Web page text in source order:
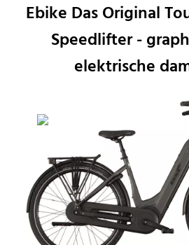
Ebike Das Original
Speedlifter -
elektrische